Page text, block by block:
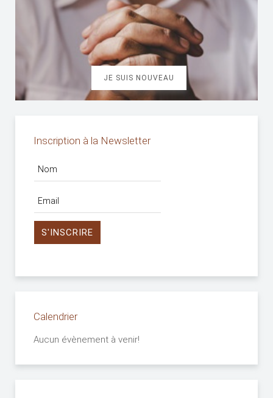
JE SUIS NOUVEAU
Inscription à la Newsletter
Calendrier
Aucun évènement à venir!